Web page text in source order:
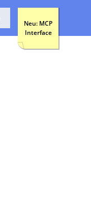
Neu: MCP
Interface